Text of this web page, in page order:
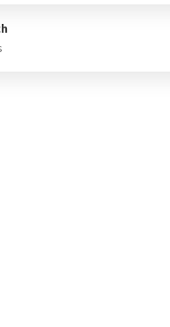
kunt kopen.